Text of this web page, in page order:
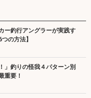
ー釣行アングラーが実践す
の方法】
」釣りの怪我４パターン別
重要！